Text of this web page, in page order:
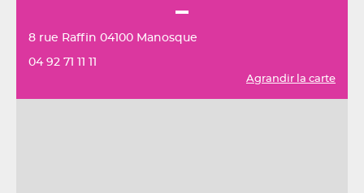
8 rue Raffin 04100 Manosque
04 92 71 11 11
Agrandir la carte